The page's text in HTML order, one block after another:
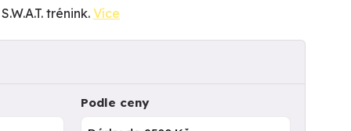
trénink. Více
Podle ceny